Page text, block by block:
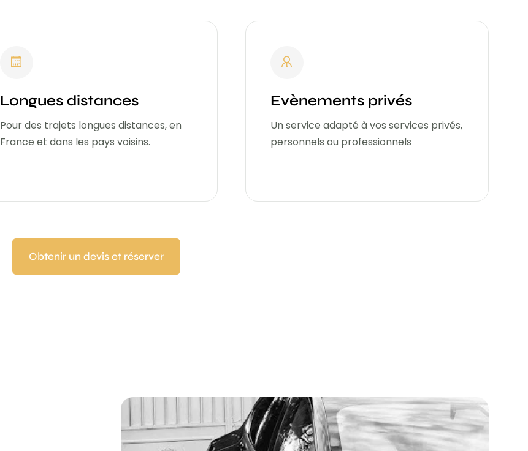
Longues distances
Pour des trajets longues distances, en
France et dans les pays voisins.
Evènements privés
Un service adapté à vos services privés,
personnels ou professionnels
Obtenir un devis et réserver